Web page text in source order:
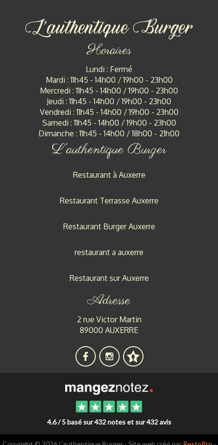
Horaires
Lundi : Fermé
Mardi : 11h45 - 14h00 / 19h00 - 23h00
Mercredi : 11h45 - 14h00 / 19h00 - 23h00
Jeudi : 11h45 - 14h00 / 19h00 - 23h00
Vendredi : 11h45 - 14h00 / 19h00 - 23h00
Samedi : 11h45 - 14h00 / 19h00 - 23h00
Dimanche : 11h45 - 14h00 / 18h00 - 21h00
L'authentique Burger
Restaurant à Auxerre
Restaurant Terrasse Auxerre
Restaurant Burger Auxerre
restaurant a auxerre
Restaurant sur Auxerre
Adresse
2 rue Victor Martin
89000 AUXERRE
4.6 / 5 basé sur 432 notes et sur 432 avis